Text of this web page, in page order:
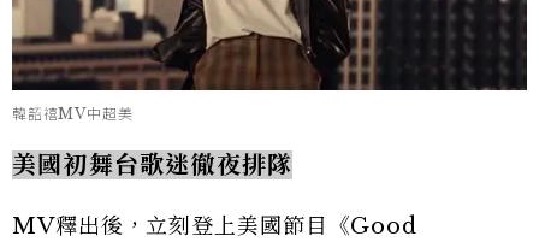
韓韶禧MV中超美
美國初舞台歌迷徹夜排隊
MV釋出後，立刻登上美國節目《Good